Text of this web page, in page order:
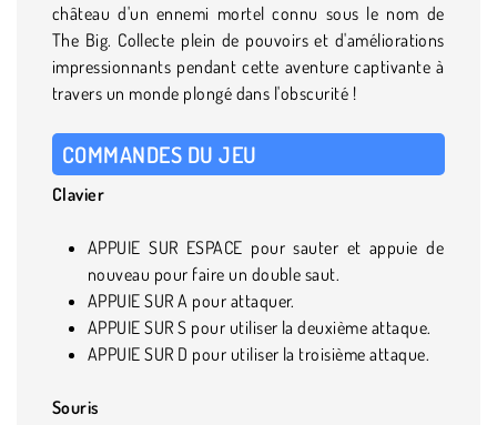
château d'un ennemi mortel connu sous le nom de
The Big. Collecte plein de pouvoirs et d'améliorations
impressionnants pendant cette aventure captivante à
travers un monde plongé dans l'obscurité !
COMMANDES DU JEU
Clavier
APPUIE SUR ESPACE pour sauter et appuie de
nouveau pour faire un double saut.
APPUIE SUR A pour attaquer.
APPUIE SUR S pour utiliser la deuxième attaque.
APPUIE SUR D pour utiliser la troisième attaque.
Souris